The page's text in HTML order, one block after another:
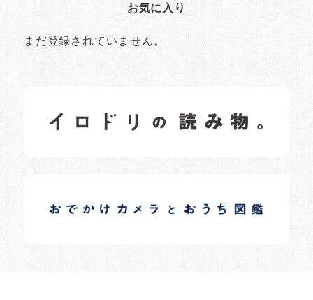
お気に入り
まだ登録されていません。
日常の様子など随時更新中です。
日常の様子など随時更新中です。